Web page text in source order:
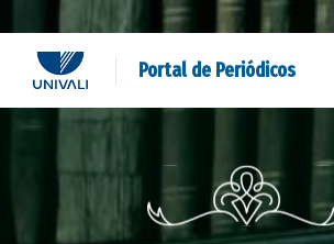
Portal de Periódicos